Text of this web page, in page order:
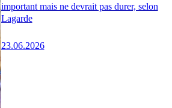
important mais ne devrait pas durer, selon
Lagarde
23.06.2026